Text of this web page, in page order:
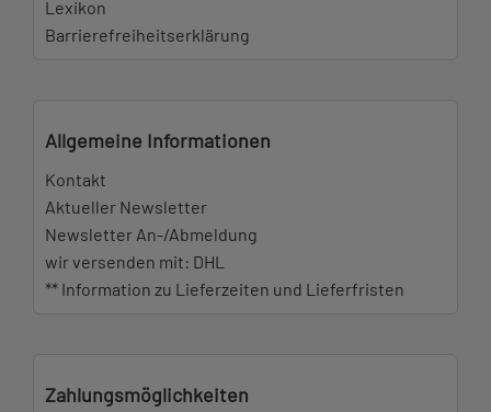
Lexikon
Barrierefreiheitserklärung
Allgemeine Informationen
Kontakt
Aktueller Newsletter
Newsletter An-/Abmeldung
wir versenden mit: DHL
** Information zu Lieferzeiten und Lieferfristen
Zahlungsmöglichkeiten